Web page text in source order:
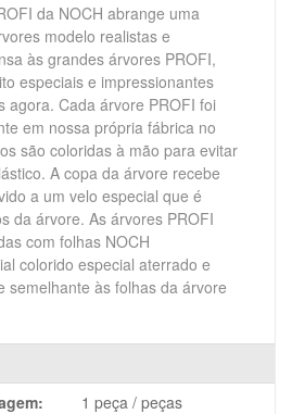
da NOCH abrange uma
modelo realistas e
às grandes árvores PROFI,
especiais e impressionantes
agora. Cada árvore PROFI foi
em nossa própria fábrica no
são coloridas à mão para evitar
A copa da árvore recebe
a um velo especial que é
da árvore. As árvores PROFI
com folhas NOCH
colorido especial aterrado e
semelhante às folhas da árvore
1 peça / peças